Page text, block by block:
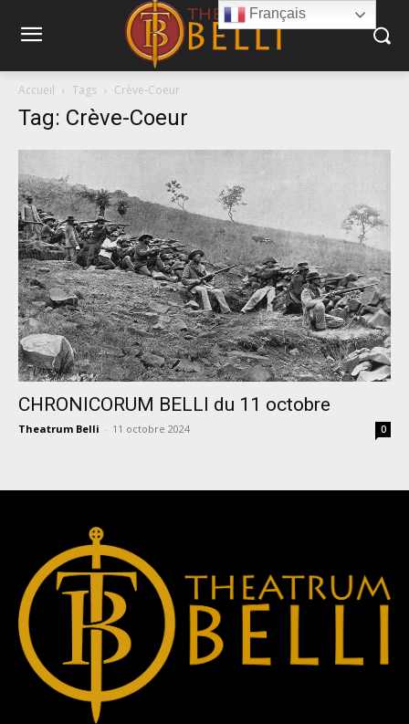
Accueil Tags Crève-Coeur
Tag: Crève-Coeur
CHRONICORUM BELLI du 11 octobre
Theatrum Belli - 11 octobre 2024 0
Français